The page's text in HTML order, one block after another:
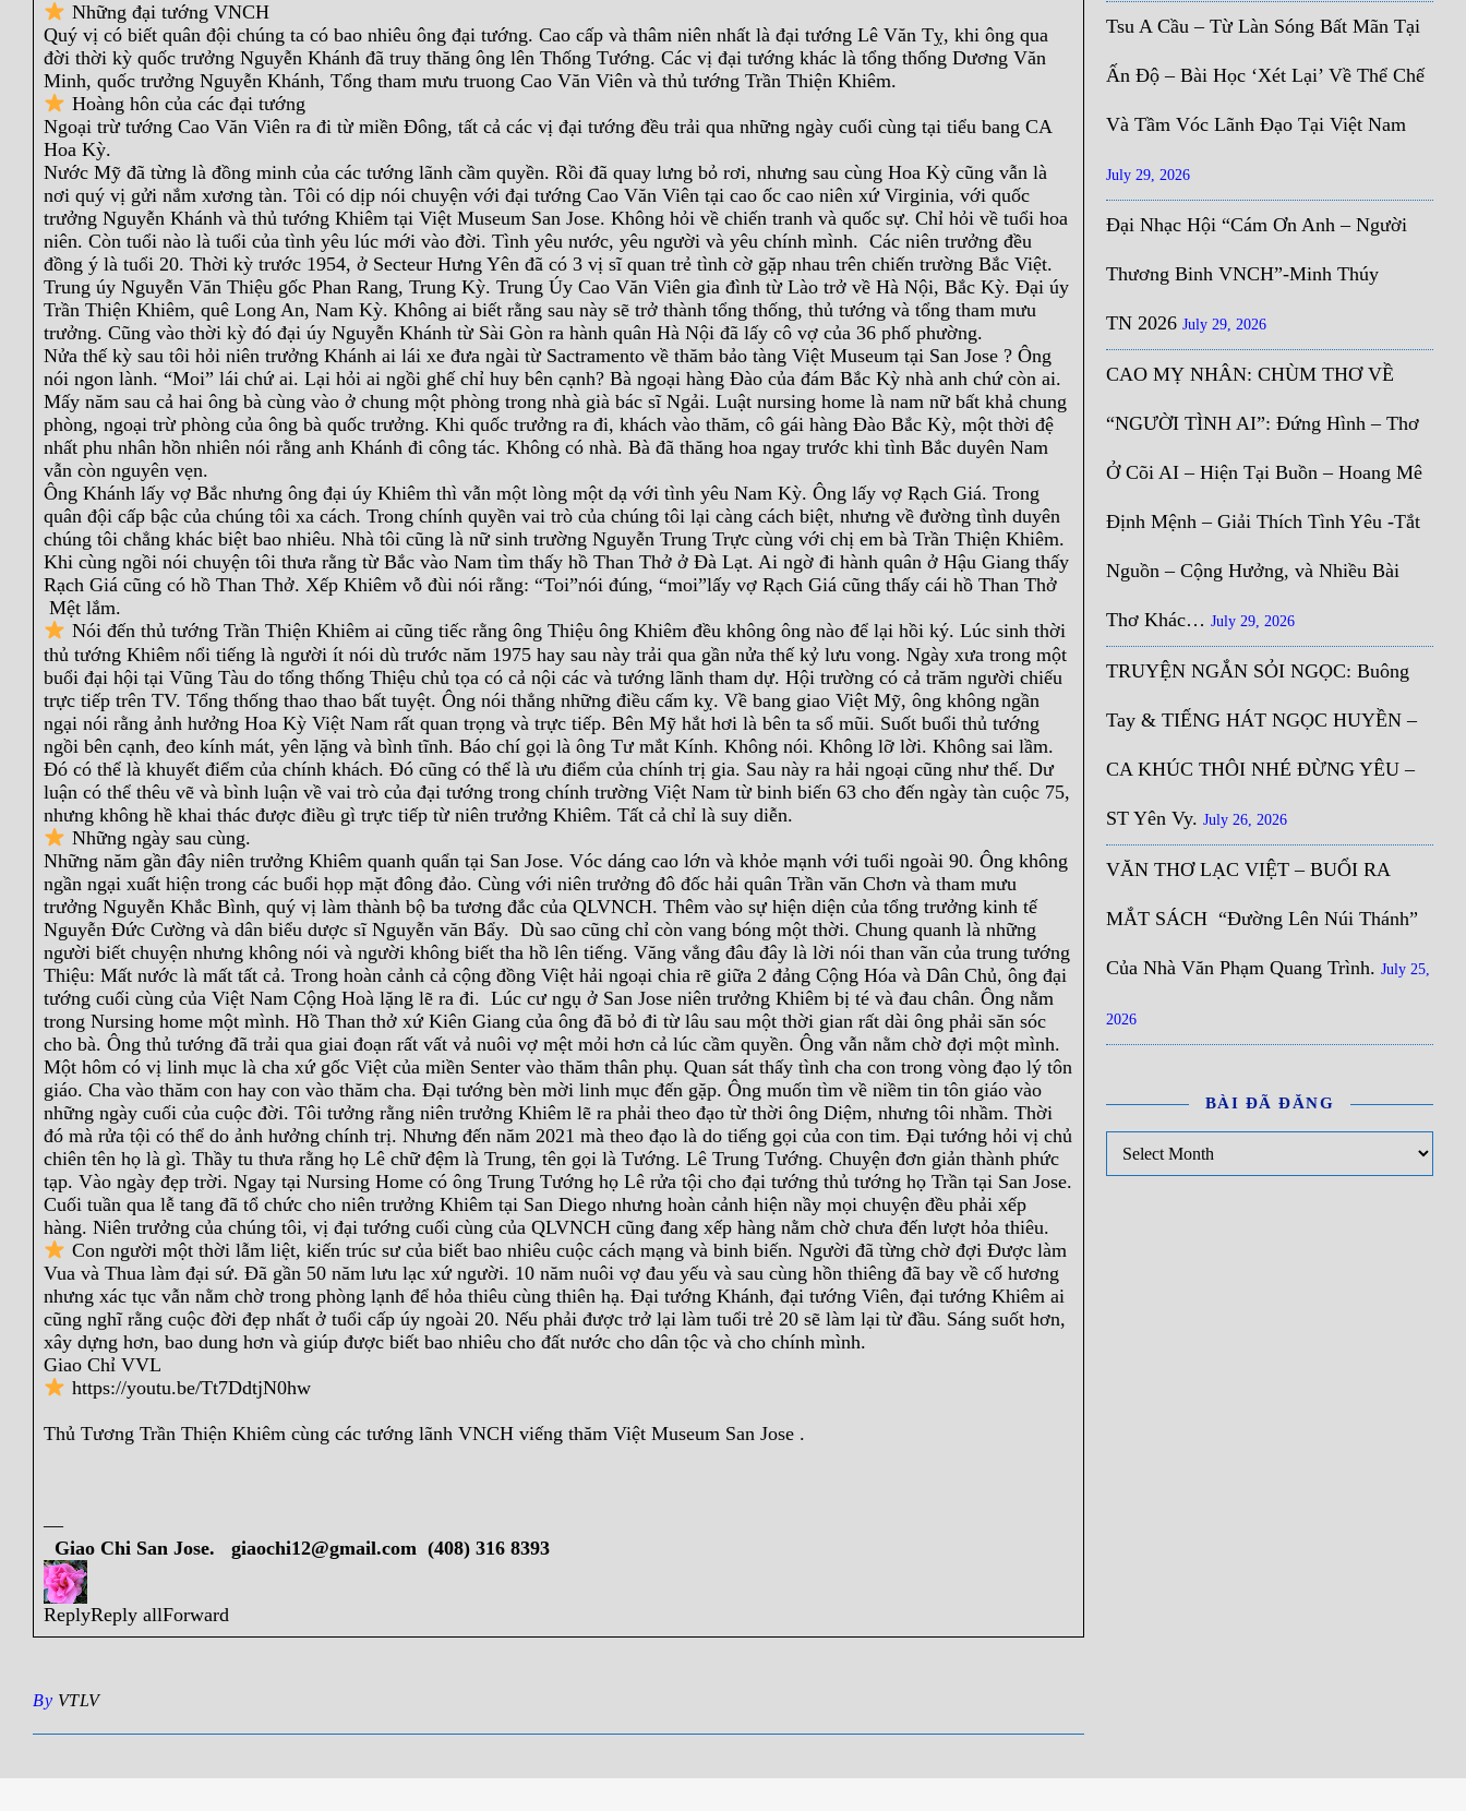
Những đại tướng VNCH
Quý vị có biết quân đội chúng ta có bao nhiêu ông đại tướng. Cao cấp và thâm niên nhất là đại tướng Lê Văn Tỵ, khi ông qua
đời thời kỳ quốc trưởng Nguyễn Khánh đã truy thăng ông lên Thống Tướng. Các vị đại tướng khác là tổng thống Dương Văn
Minh, quốc trưởng Nguyễn Khánh, Tổng tham mưu truong Cao Văn Viên và thủ tướng Trần Thiện Khiêm.
Hoàng hôn của các đại tướng
Ngoại trừ tướng Cao Văn Viên ra đi từ miền Đông, tất cả các vị đại tướng đều trải qua những ngày cuối cùng tại tiểu bang CA
Hoa Kỳ.
Nước Mỹ đã từng là đồng minh của các tướng lãnh cầm quyền. Rồi đã quay lưng bỏ rơi, nhưng sau cùng Hoa Kỳ cũng vẫn là
nơi quý vị gửi nắm xương tàn. Tôi có dịp nói chuyện với đại tướng Cao Văn Viên tại cao ốc cao niên xứ Virginia, với quốc
trưởng Nguyễn Khánh và thủ tướng Khiêm tại Việt Museum San Jose. Không hỏi về chiến tranh và quốc sự. Chỉ hỏi về tuổi hoa
niên. Còn tuổi nào là tuổi của tình yêu lúc mới vào đời. Tình yêu nước, yêu người và yêu chính mình. Các niên trưởng đều
đồng ý là tuổi 20. Thời kỳ trước 1954, ở Secteur Hưng Yên đã có 3 vị sĩ quan trẻ tình cờ gặp nhau trên chiến trường Bắc Việt.
Trung úy Nguyễn Văn Thiệu gốc Phan Rang, Trung Kỳ. Trung Úy Cao Văn Viên gia đình từ Lào trở về Hà Nội, Bắc Kỳ. Đại úy
Trần Thiện Khiêm, quê Long An, Nam Kỳ. Không ai biết rằng sau này sẽ trở thành tổng thống, thủ tướng và tổng tham mưu
trưởng. Cũng vào thời kỳ đó đại úy Nguyễn Khánh từ Sài Gòn ra hành quân Hà Nội đã lấy cô vợ của 36 phố phường.
Nửa thế kỳ sau tôi hỏi niên trưởng Khánh ai lái xe đưa ngài từ Sactramento về thăm bảo tàng Việt Museum tại San Jose ? Ông
nói ngon lành. “Moi” lái chứ ai. Lại hỏi ai ngồi ghế chỉ huy bên cạnh? Bà ngoại hàng Đào của đám Bắc Kỳ nhà anh chứ còn ai.
Mấy năm sau cả hai ông bà cùng vào ở chung một phòng trong nhà già bác sĩ Ngải. Luật nursing home là nam nữ bất khả chung
phòng, ngoại trừ phòng của ông bà quốc trưởng. Khi quốc trưởng ra đi, khách vào thăm, cô gái hàng Đào Bắc Kỳ, một thời đệ
nhất phu nhân hồn nhiên nói rằng anh Khánh đi công tác. Không có nhà. Bà đã thăng hoa ngay trước khi tình Bắc duyên Nam
vẫn còn nguyên vẹn.
Ông Khánh lấy vợ Bắc nhưng ông đại úy Khiêm thì vẫn một lòng một dạ với tình yêu Nam Kỳ. Ông lấy vợ Rạch Giá. Trong
quân đội cấp bậc của chúng tôi xa cách. Trong chính quyền vai trò của chúng tôi lại càng cách biệt, nhưng về đường tình duyên
chúng tôi chẳng khác biệt bao nhiêu. Nhà tôi cũng là nữ sinh trường Nguyễn Trung Trực cùng với chị em bà Trần Thiện Khiêm.
Khi cùng ngồi nói chuyện tôi thưa rằng từ Bắc vào Nam tìm thấy hồ Than Thở ở Đà Lạt. Ai ngờ đi hành quân ở Hậu Giang thấy
Rạch Giá cũng có hồ Than Thở. Xếp Khiêm vỗ đùi nói rằng: “Toi”nói đúng, “moi”lấy vợ Rạch Giá cũng thấy cái hồ Than Thở
Mệt lắm.
Nói đến thủ tướng Trần Thiện Khiêm ai cũng tiếc rằng ông Thiệu ông Khiêm đều không ông nào để lại hồi ký. Lúc sinh thời
thủ tướng Khiêm nổi tiếng là người ít nói dù trước năm 1975 hay sau này trải qua gần nửa thế kỷ lưu vong. Ngày xưa trong một
buổi đại hội tại Vũng Tàu do tổng thống Thiệu chủ tọa có cả nội các và tướng lãnh tham dự. Hội trường có cả trăm người chiếu
trực tiếp trên TV. Tổng thống thao thao bất tuyệt. Ông nói thẳng những điều cấm kỵ. Về bang giao Việt Mỹ, ông không ngần
ngại nói rằng ảnh hưởng Hoa Kỳ Việt Nam rất quan trọng và trực tiếp. Bên Mỹ hắt hơi là bên ta sổ mũi. Suốt buổi thủ tướng
ngồi bên cạnh, đeo kính mát, yên lặng và bình tĩnh. Báo chí gọi là ông Tư mắt Kính. Không nói. Không lỡ lời. Không sai lầm.
Đó có thể là khuyết điểm của chính khách. Đó cũng có thể là ưu điểm của chính trị gia. Sau này ra hải ngoại cũng như thế. Dư
luận có thể thêu vẽ và bình luận về vai trò của đại tướng trong chính trường Việt Nam từ binh biến 63 cho đến ngày tàn cuộc 75,
nhưng không hề khai thác được điều gì trực tiếp từ niên trưởng Khiêm. Tất cả chỉ là suy diễn.
Những ngày sau cùng.
Những năm gần đây niên trưởng Khiêm quanh quẩn tại San Jose. Vóc dáng cao lớn và khỏe mạnh với tuổi ngoài 90. Ông không
ngần ngại xuất hiện trong các buổi họp mặt đông đảo. Cùng với niên trưởng đô đốc hải quân Trần văn Chơn và tham mưu
trưởng Nguyễn Khắc Bình, quý vị làm thành bộ ba tương đắc của QLVNCH. Thêm vào sự hiện diện của tổng trưởng kinh tế
Nguyễn Đức Cường và dân biểu dược sĩ Nguyễn văn Bẩy. Dù sao cũng chỉ còn vang bóng một thời. Chung quanh là những
người biết chuyện nhưng không nói và người không biết tha hồ lên tiếng. Văng vẳng đâu đây là lời nói than vãn của trung tướng
Thiệu: Mất nước là mất tất cả. Trong hoàn cảnh cả cộng đồng Việt hải ngoại chia rẽ giữa 2 đảng Cộng Hóa và Dân Chủ, ông đại
tướng cuối cùng của Việt Nam Cộng Hoà lặng lẽ ra đi. Lúc cư ngụ ở San Jose niên trưởng Khiêm bị té và đau chân. Ông nằm
trong Nursing home một mình. Hồ Than thở xứ Kiên Giang của ông đã bỏ đi từ lâu sau một thời gian rất dài ông phải săn sóc
cho bà. Ông thủ tướng đã trải qua giai đoạn rất vất vả nuôi vợ mệt mỏi hơn cả lúc cầm quyền. Ông vẫn nằm chờ đợi một mình.
Một hôm có vị linh mục là cha xứ gốc Việt của miền Senter vào thăm thân phụ. Quan sát thấy tình cha con trong vòng đạo lý tôn
giáo. Cha vào thăm con hay con vào thăm cha. Đại tướng bèn mời linh mục đến gặp. Ông muốn tìm về niềm tin tôn giáo vào
những ngày cuối của cuộc đời. Tôi tưởng rằng niên trưởng Khiêm lẽ ra phải theo đạo từ thời ông Diệm, nhưng tôi nhầm. Thời
đó mà rửa tội có thể do ảnh hưởng chính trị. Nhưng đến năm 2021 mà theo đạo là do tiếng gọi của con tim. Đại tướng hỏi vị chủ
chiên tên họ là gì. Thầy tu thưa rằng họ Lê chữ đệm là Trung, tên gọi là Tướng. Lê Trung Tướng. Chuyện đơn giản thành phức
tạp. Vào ngày đẹp trời. Ngay tại Nursing Home có ông Trung Tướng họ Lê rửa tội cho đại tướng thủ tướng họ Trần tại San Jose.
Cuối tuần qua lễ tang đã tổ chức cho niên trưởng Khiêm tại San Diego nhưng hoàn cảnh hiện nầy mọi chuyện đều phải xếp
hàng. Niên trưởng của chúng tôi, vị đại tướng cuối cùng của QLVNCH cũng đang xếp hàng nằm chờ chưa đến lượt hỏa thiêu.
Con người một thời lẫm liệt, kiến trúc sư của biết bao nhiêu cuộc cách mạng và binh biến. Người đã từng chờ đợi Được làm
Vua và Thua làm đại sứ. Đã gần 50 năm lưu lạc xứ người. 10 năm nuôi vợ đau yếu và sau cùng hồn thiêng đã bay về cố hương
nhưng xác tục vẫn nằm chờ trong phòng lạnh để hỏa thiêu cùng thiên hạ. Đại tướng Khánh, đại tướng Viên, đại tướng Khiêm ai
cũng nghĩ rằng cuộc đời đẹp nhất ở tuổi cấp úy ngoài 20. Nếu phải được trở lại làm tuổi trẻ 20 sẽ làm lại từ đầu. Sáng suốt hơn,
xây dựng hơn, bao dung hơn và giúp được biết bao nhiêu cho đất nước cho dân tộc và cho chính mình.
Giao Chỉ VVL
https://youtu.be/Tt7DdtjN0hw
Thủ Tương Trần Thiện Khiêm cùng các tướng lãnh VNCH viếng thăm Việt Museum San Jose .
—
Giao Chi San Jose. giaochi12@gmail.com (408) 316 8393
ReplyReply allForward
By VTLV
Tsu A Cầu – Từ Làn Sóng Bất Mãn Tại
Ấn Độ – Bài Học ‘Xét Lại’ Về Thể Chế
Và Tầm Vóc Lãnh Đạo Tại Việt Nam
July 29, 2026
Đại Nhạc Hội “Cám Ơn Anh – Người
Thương Binh VNCH”-Minh Thúy
TN 2026 July 29, 2026
CAO MỴ NHÂN: CHÙM THƠ VỀ
“NGƯỜI TÌNH AI”: Đứng Hình – Thơ
Ở Cõi AI – Hiện Tại Buồn – Hoang Mê
Định Mệnh – Giải Thích Tình Yêu -Tắt
Nguồn – Cộng Hưởng, và Nhiều Bài
Thơ Khác… July 29, 2026
TRUYỆN NGẮN SỎI NGỌC: Buông
Tay & TIẾNG HÁT NGỌC HUYỀN –
CA KHÚC THÔI NHÉ ĐỪNG YÊU –
ST Yên Vy. July 26, 2026
VĂN THƠ LẠC VIỆT – BUỔI RA
MẮT SÁCH “Đường Lên Núi Thánh”
Của Nhà Văn Phạm Quang Trình. July 25,
2026
BÀI ĐÃ ĐĂNG